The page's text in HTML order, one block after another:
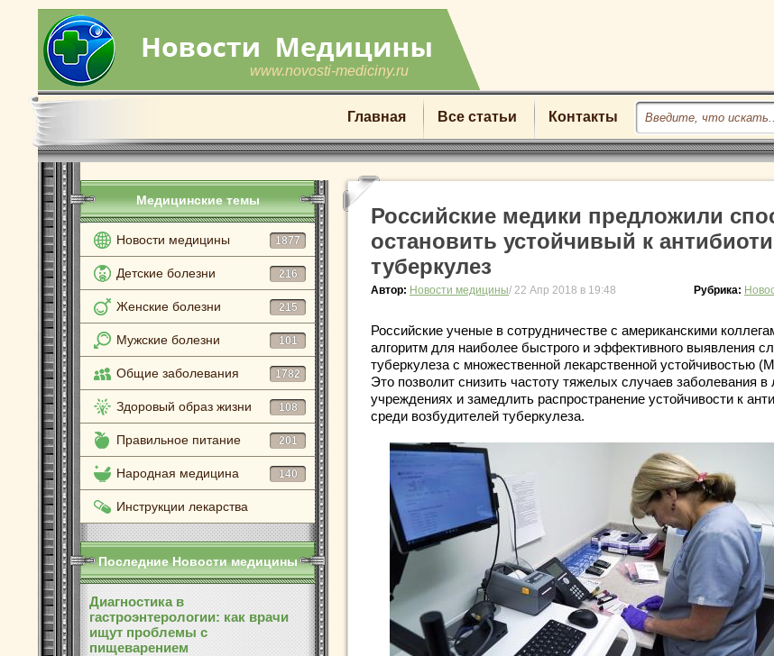
www.novosti-mediciny.ru
Главная Все статьи Контакты
Медицинские темы
Новости медицины 1877
Детские болезни 216
Женские болезни 215
Мужские болезни 101
Общие заболевания 1782
Здоровый образ жизни 108
Правильное питание 201
Народная медицина 140
Инструкции лекарства
Последние Новости медицины
Диагностика в
гастроэнтерологии: как врачи
ищут проблемы с
пищеварением
Российские медики предложили
остановить устойчивый к
туберкулез
Автор: Новости медицины/ 22 Апр 2018 в 19:48 Рубрика:
Российские ученые в сотрудничестве с американскими
алгоритм для наиболее быстрого и эффективного выявления
туберкулеза с множественной лекарственной устойчивостью
Это позволит снизить частоту тяжелых случаев заболевания
учреждениях и замедлить распространение устойчивости к
среди возбудителей туберкулеза.